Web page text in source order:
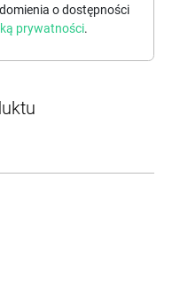
o dostępności
prywatności.